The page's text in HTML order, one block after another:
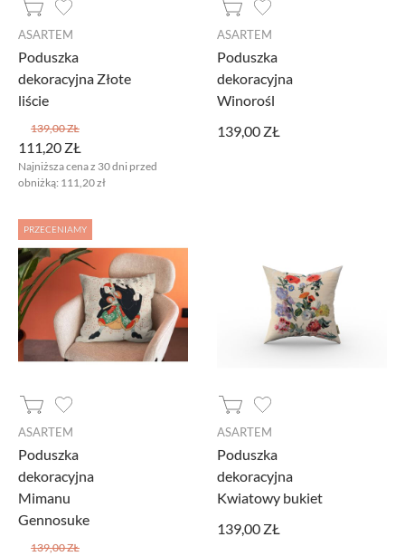
ASARTEM
Poduszka
dekoracyjna Złote
liście
111,20 ZŁ
139,00 ZŁ
Najniższa cena z 30 dni przed
obniżką: 111,20 zł
ASARTEM
Poduszka
dekoracyjna
Winorośl
139,00 ZŁ
PRZECENIAMY
ASARTEM
Poduszka
dekoracyjna
Mimanu
Gennosuke
139,00 ZŁ
ASARTEM
Poduszka
dekoracyjna
Kwiatowy bukiet
139,00 ZŁ